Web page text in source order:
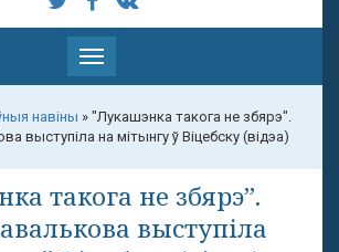
Паказаць
меню
навіны » "Лукашэнка такога не збярэ".
выступіла на мітынгу ў Віцебску (відэа)
такога не збярэ”.
выступіла